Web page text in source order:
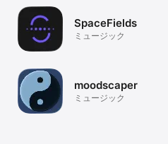
SpaceFields
ミュージック
moodscaper
ミュージック